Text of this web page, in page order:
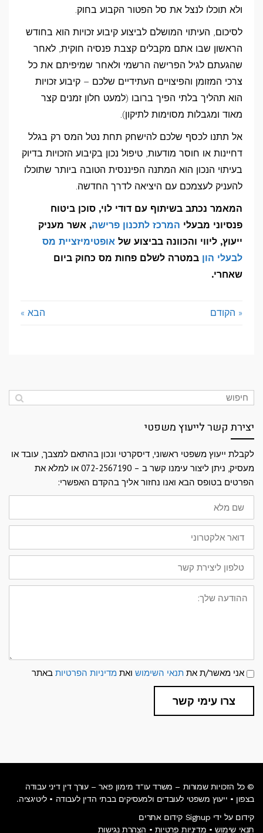
ולא תוכלו לנצל את סל הפטור הקבוע בחוק.
לסיכום, העיתוי המושלם לביצוע קיבוע זכויות הוא בחודש
הראשון שבו אתם מקבלים קצבת פנסיה חוקית, לאחר
שהגעתם לגיל הפרישה הרשמי ולאחר שמיפיתם את כל
צרכי המזומן והפיצויים העתידיים שלכם – קיבוע זכויות
הוא תהליך בלתי הפיך ברובו (למעט חלון זמנים קצר
מאוד ומגבלות מסוימות לתיקון).
אל תתנו לכסף שלכם להישחק תחת נטל המס רק בגלל
דחיינות או חוסר מודעות, טיפול נכון בקיבוע הזכויות בדיוק
בעיתוי הנכון הוא המתנה הפיננסית הטובה ביותר שתוכלו
להעניק לעצמכם עם היציאה לדרך החדשה.
המאמר נכתב בשיתוף עם דודי לוי, סוכן ביטוח
פנסיוני מבעלי המרכז לתכנון פרישה, אשר מעניק
ייעוץ, ליווי והכוונה בביצוע של אופטימיזציית מס
לבעלי הון במטרה לשלם פחות מס כחוק ביום
שאחרי.
« הקודם הבא »
יצירת קשר לייעוץ משפטי
לקבלת ייעוץ משפטי ראשוני, דיסקרטי ונכון בהתאם למצבך, עובד או
מעסיק, ניתן ליצור עימנו קשר ב – 072-2567190 או למלא את
הפרטים בטופס הבא ואנו נחזור אליך בהקדם האפשרי:
שם
מלא
דואר
אלקטרוני
טלפון
ליצירת
קשר
ההודעה
שלך:
תנאי
שימוש
ומדיניות
פרטיות
אני מאשר/ת את תנאי השימוש ואת מדיניות הפרטיות באתר
צרו עימי קשר
© כל הזכויות שמורות – משרד עו"ד מימון פאר –עורך דין דיני עבודה
בצפון • ייעוץ משפטי לעובדים ולמעסיקים בבתי הדין לעבודה • ליטיגציה.
קידום על ידי Signup קידום אתרים
תנאי שימוש • מדיניות פרטיות • הצהרת נגישות